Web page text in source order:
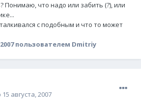
Понимаю, что надо или забить (?), или
с подобным и что то может
пользователем Dmitriy
15 августа, 2007